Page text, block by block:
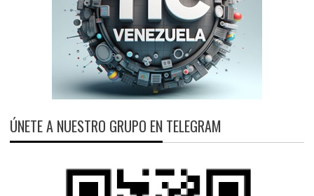
ÚNETE A NUESTRO GRUPO EN TELEGRAM